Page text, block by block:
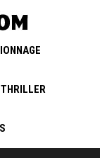
THRILLER